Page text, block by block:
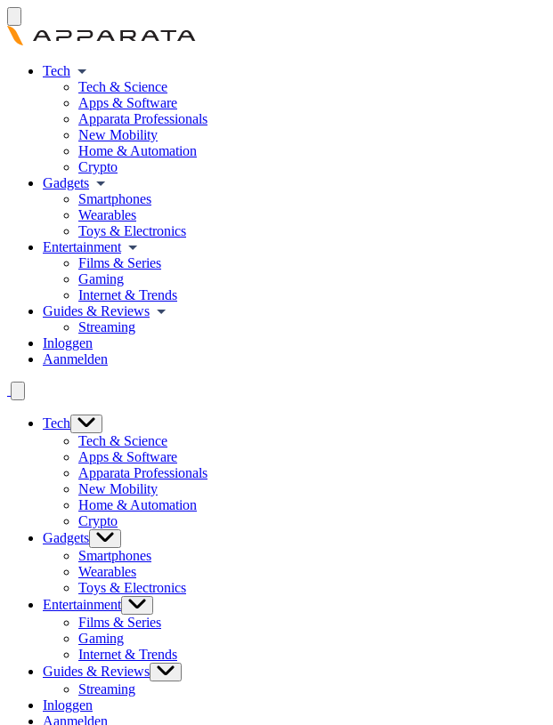
Tech
Tech & Science
Apps & Software
Apparata Professionals
New Mobility
Home & Automation
Crypto
Gadgets
Smartphones
Wearables
Toys & Electronics
Entertainment
Films & Series
Gaming
Internet & Trends
Guides & Reviews
Streaming
Inloggen
Aanmelden
Tech
Tech & Science
Apps & Software
Apparata Professionals
New Mobility
Home & Automation
Crypto
Gadgets
Smartphones
Wearables
Toys & Electronics
Entertainment
Films & Series
Gaming
Internet & Trends
Guides & Reviews
Streaming
Inloggen
Aanmelden